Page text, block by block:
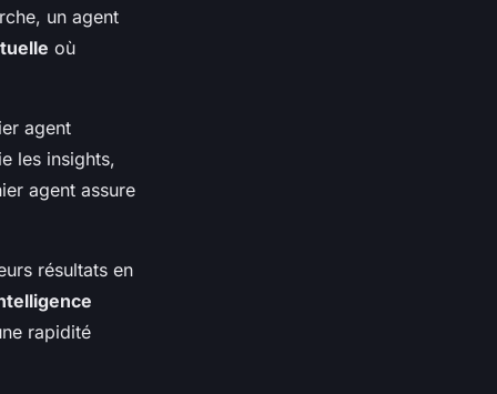
un agent
où
agent
les insights,
agent assure
résultats en
rapidité